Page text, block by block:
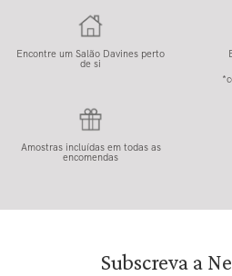
Encontre um Salão Davines perto
de si
Amostras incluídas em todas as
encomendas
Subscreva a